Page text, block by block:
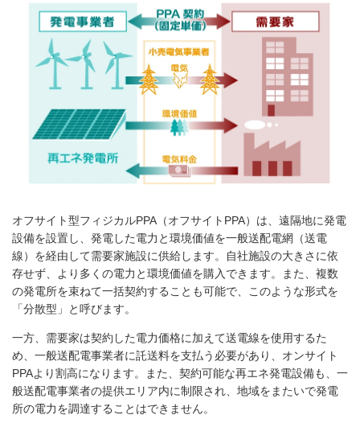
オフサイト型フィジカルPPA （オフサイト PPA）は、遠隔地に発電
設備を設置し、発電した電力と環境価値を一般送配電網（送電
線）を経由して需要家施設に供給します。自社施設の大きさに依
存せず、より多くの電力と環境価値を購入できます。また、複数
の発電所を束ねて一括契約することも可能で、このような形式を
「分散型」と呼びます。
一方、需要家は契約した電力価格に加えて送電線を使用するた
め、一般送配電事業者に託送料を支払う必要があり、オンサイト
PPAより割高になります。また、契約可能な再エネ発電設備も、一
般送配電事業者の提供エリア内に制限され、地域をまたいで発電
所の電力を調達することはできません。